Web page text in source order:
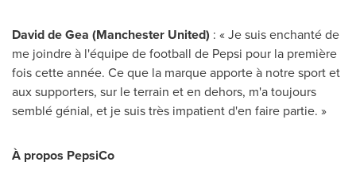
David de Gea (Manchester United) : « Je suis enchanté de
me joindre à l'équipe de football de Pepsi pour la première
fois cette année. Ce que la marque apporte à notre sport et
aux supporters, sur le terrain et en dehors, m'a toujours
semblé génial, et je suis très impatient d'en faire partie. »
À propos PepsiCo